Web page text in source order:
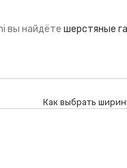
вы найдёте шерстяные
Как выбрать